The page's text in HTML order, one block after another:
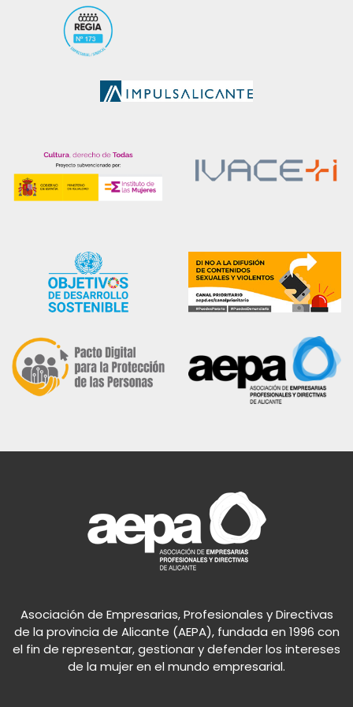
Asociación de Empresarias, Profesionales y Directivas
de la provincia de Alicante (AEPA), fundada en 1996 con
el fin de representar, gestionar y defender los intereses
de la mujer en el mundo empresarial.